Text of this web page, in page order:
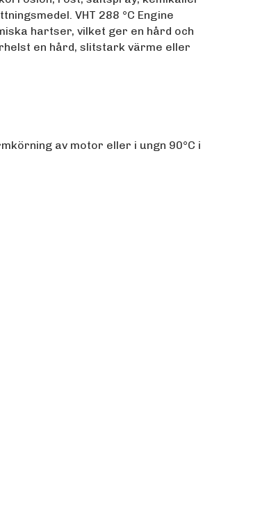
VHT 288 °C Engine
hartser, vilket ger en hård och
en hård, slitstark värme eller
av motor eller i ungn 90°C i